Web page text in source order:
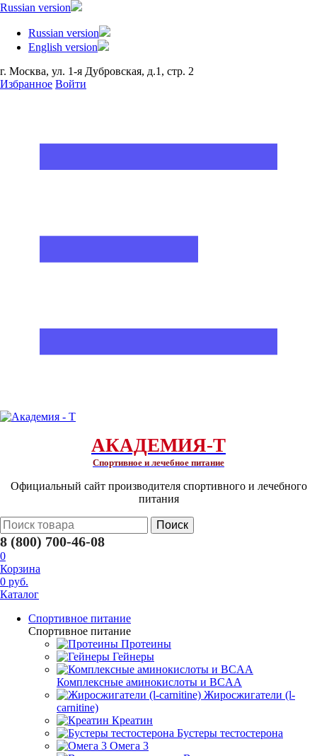
Russian version
Russian version
English version
г. Москва, ул. 1-я Дубровская, д.1, стр. 2
Избранное Войти
АКАДЕМИЯ-Т
Спортивное и лечебное питание
Официальный сайт производителя спортивного и лечебного
питания
Поиск
8 (800) 700-46-08
0
Корзина
0 руб.
Каталог
Спортивное питание
Спортивное питание
Протеины
Гейнеры
Комплексные аминокислоты и BCAA
Жиросжигатели (l-
carnitine)
Креатин
Бустеры тестостерона
Омега 3